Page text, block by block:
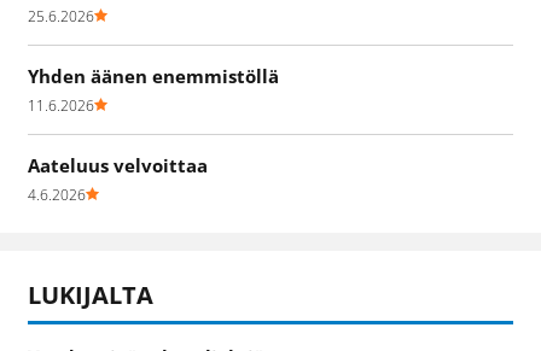
25.6.2026
Yhden äänen enemmistöllä
11.6.2026
Aateluus velvoittaa
4.6.2026
LUKIJALTA